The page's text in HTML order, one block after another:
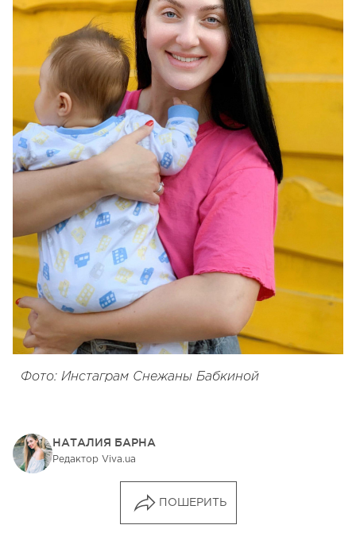
Фото: Инстаграм Снежаны Бабкиной
НАТАЛИЯ БАРНА
Редактор Viva.ua
ПОШЕРИТЬ